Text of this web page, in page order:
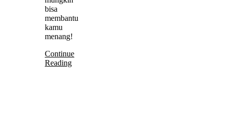
bisa
membantu
kamu
menang!
Continue
Reading